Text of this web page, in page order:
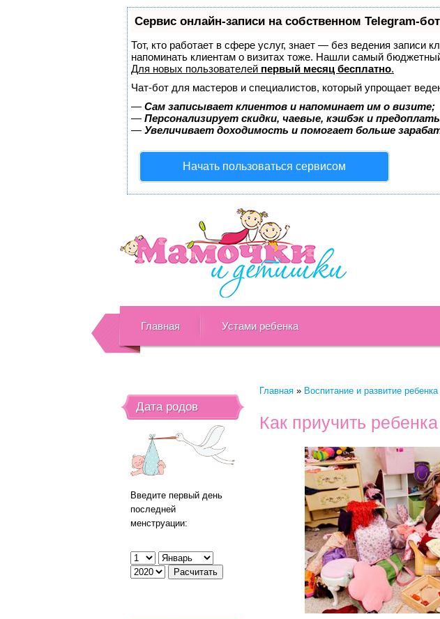
Сервис онлайн-записи на собственном Telegram-
Тот, кто работает в сфере услуг, знает — без ведения записи
напоминать клиентам о визитах тоже. Нашли самый
Для новых пользователей первый месяц бесплатно.
Чат-бот для мастеров и специалистов, который упрощает
— Сам записывает клиентов и напоминает им о визите;
— Персонализирует скидки, чаевые, кэшбэк и
— Увеличивает доходимость и помогает больше
Начать пользоваться сервисом
Главная Устами ребенка
Главная » Воспитание и развитие ребенка
Как приучить
Дата родов
Введите первый день
последней
менструации: